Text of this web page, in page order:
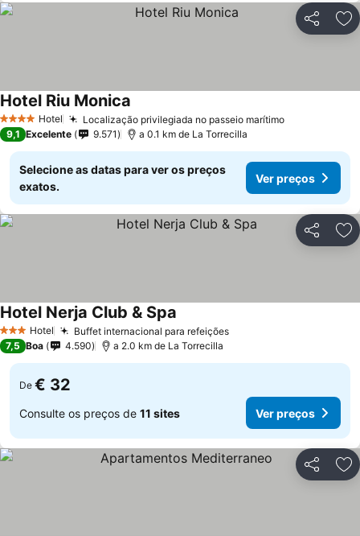
Partilhar
4 EstrelasHotel Localização privilegiada no passeio marítimo
Hotel Riu Monica
9,1 Excelente 9.571 a 0.1 km de La Torrecilla
Selecione as datas para ver os preços
exatos.
Ver preços
Partilhar
3 EstrelasHotel Buffet internacional para refeições
Hotel Nerja Club & Spa
7,5 Boa 4.590 a 2.0 km de La Torrecilla
De € 32
Consulte os preços de 11 sites Ver preços
Partilhar